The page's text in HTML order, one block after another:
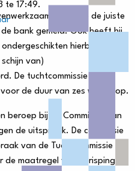
te 17:49.
op de juiste
bank gemeld. Ook heeft hij
hierbij te
van)
De tuchtcommissie legt
de duur van zes weken op.
beroep bij de Commissie van
de uitspraak. De commissie
van de Tuchtcommissie
de maatregel van berisping